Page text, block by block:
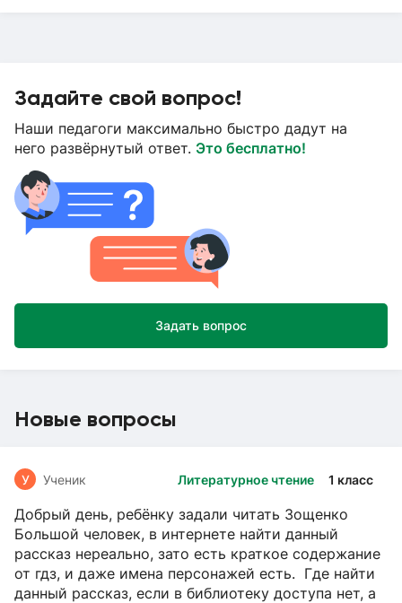
Задайте свой вопрос!
Наши педагоги максимально быстро дадут на
него развёрнутый ответ. Это бесплатно!
Задать вопрос
Новые вопросы
Литературное чтение 1 класс
У Ученик
Добрый день, ребёнку задали читать Зощенко
Большой человек, в интернете найти данный
рассказ нереально, зато есть краткое содержание
от гдз, и даже имена персонажей есть. Где найти
данный рассказ, если в библиотеку доступа нет, а